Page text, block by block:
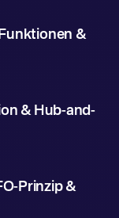
&
& Hub-and-
Prinzip &